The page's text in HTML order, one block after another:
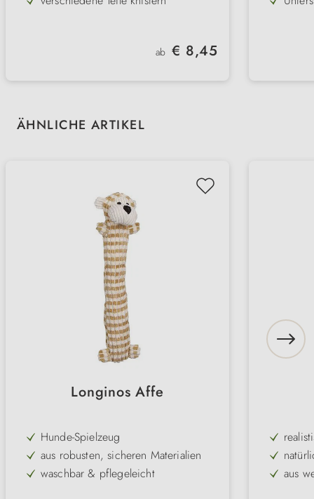
Regulärer Preis:
ab € 8,45
Produktgalerie überspringen
ÄHNLICHE ARTIKEL
Longinos Affe
Hunde-Spielzeug
aus robusten, sicheren Materialien
waschbar & pflegeleicht
aus